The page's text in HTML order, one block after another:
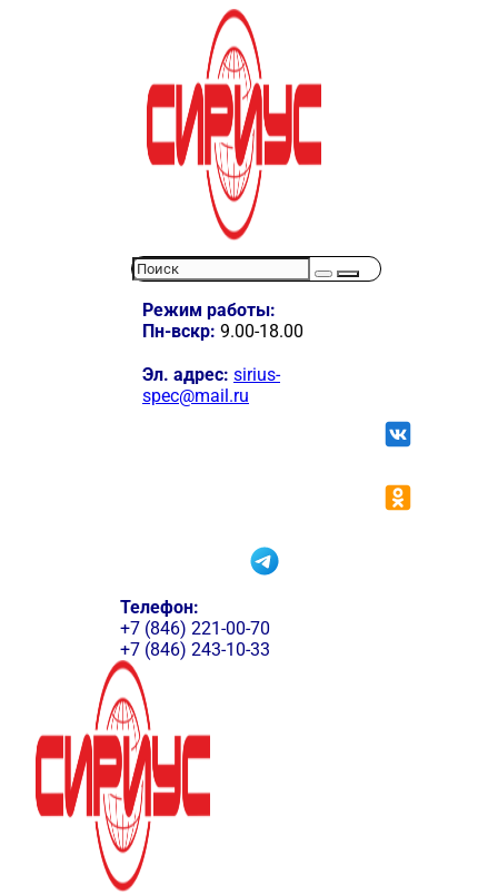
Режим работы:
Пн-вскр: 9.00-18.00
Эл. адрес: sirius-
spec@mail.ru
Телефон:
+7 (846) 221-00-70
+7 (846) 243-10-33